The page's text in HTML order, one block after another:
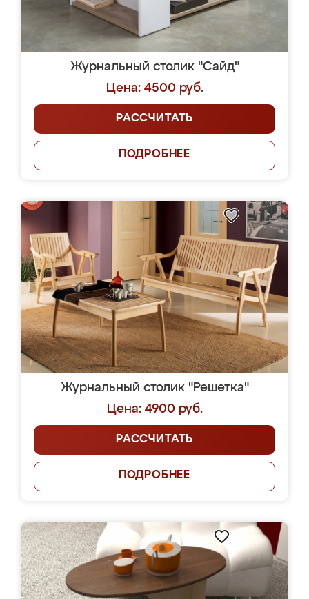
Журнальный столик "Сайд"
Цена: 4500 руб.
РАССЧИТАТЬ
ПОДРОБНЕЕ
Журнальный столик "Решетка"
Цена: 4900 руб.
РАССЧИТАТЬ
ПОДРОБНЕЕ